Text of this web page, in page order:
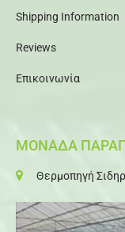
Shipping Information
Reviews
Επικοινωνία
ΜΟΝΑΔΑ
Θερμοπηγή